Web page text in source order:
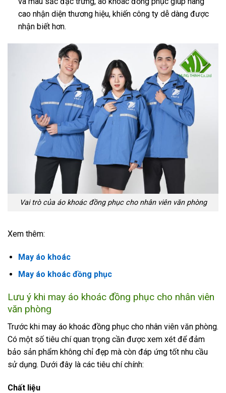
cao nhận diện thương hiệu, khiến công ty dễ dàng được
nhận biết hơn.
Vai trò của áo khoác đồng phục cho nhân viên văn phòng
Xem thêm:
May áo khoác
May áo khoác đồng phục
Lưu ý khi may áo khoác đồng phục cho nhân viên
văn phòng
Trước khi may áo khoác đồng phục cho nhân viên văn phòng.
Có một số tiêu chí quan trọng cần được xem xét để đảm
bảo sản phẩm không chỉ đẹp mà còn đáp ứng tốt nhu cầu
sử dụng. Dưới đây là các tiêu chí chính:
Chất liệu